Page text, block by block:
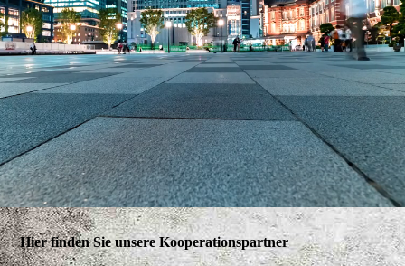
Hier finden Sie unsere Kooperationspartner